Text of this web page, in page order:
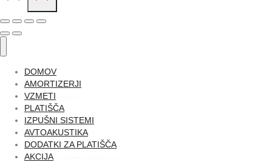
DOMOV
AMORTIZERJI
VZMETI
PLATIŠČA
IZPUŠNI SISTEMI
AVTOAKUSTIKA
DODATKI ZA PLATIŠČA
AKCIJA